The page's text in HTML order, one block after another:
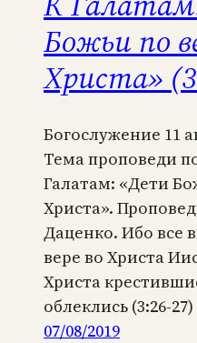
Божьи по
Христа»
Богослужение 11
Тема проповеди
Галатам: «Дети
Христа».
Даценко. Ибо все
вере во Христа
Христа
облеклись (3:26-27)
07/08/2019